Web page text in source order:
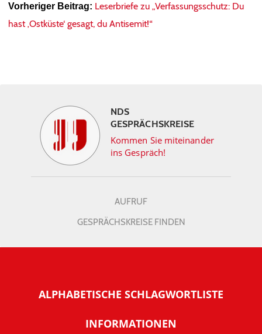
Vorheriger Beitrag: Leserbriefe zu „Verfassungsschutz: Du
hast ‚Ostküste‘ gesagt, du Antisemit!“
NDS
GESPRÄCHSKREISE
Kommen Sie miteinander
ins Gespräch!
AUFRUF
GESPRÄCHSKREISE FINDEN
ALPHABETISCHE SCHLAGWORTLISTE
INFORMATIONEN